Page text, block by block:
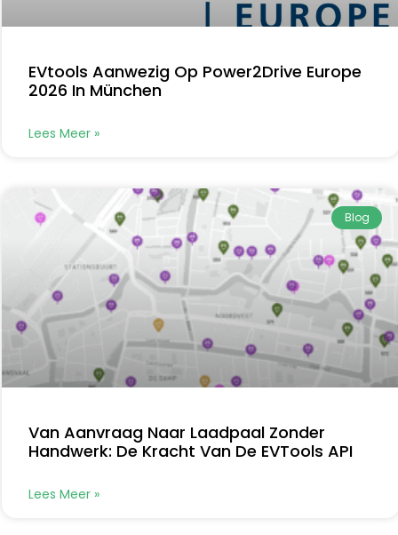
EVtools Aanwezig Op Power2Drive Europe
2026 In München
Lees Meer »
Blog
Van Aanvraag Naar Laadpaal Zonder
Handwerk: De Kracht Van De EVTools API
Lees Meer »